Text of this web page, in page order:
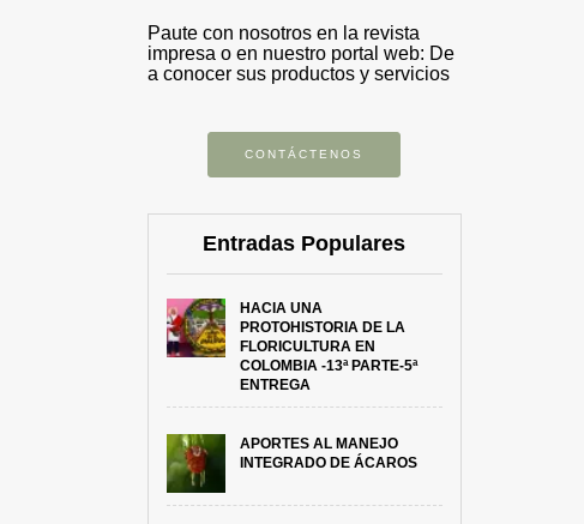
Paute con nosotros en la revista
impresa o en nuestro portal web: De
a conocer sus productos y servicios
CONTÁCTENOS
Entradas Populares
HACIA UNA
PROTOHISTORIA DE LA
FLORICULTURA EN
COLOMBIA -13ª PARTE-5ª
ENTREGA
APORTES AL MANEJO
INTEGRADO DE ÁCAROS